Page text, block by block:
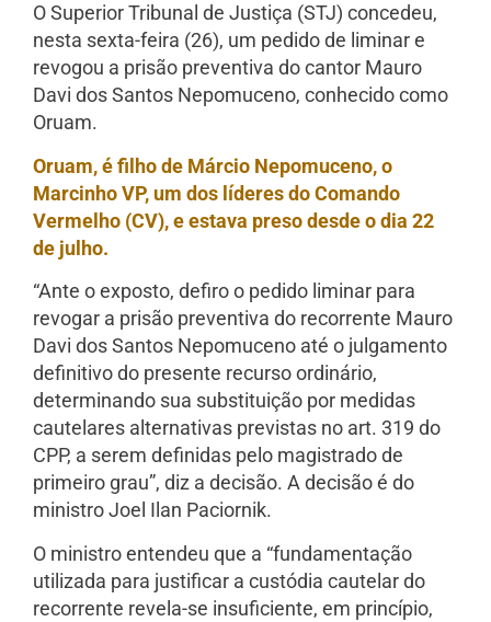
O Superior Tribunal de Justiça (STJ) concedeu,
nesta sexta-feira (26), um pedido de liminar e
revogou a prisão preventiva do cantor Mauro
Davi dos Santos Nepomuceno, conhecido como
Oruam.
Oruam, é filho de Márcio Nepomuceno, o
Marcinho VP, um dos líderes do Comando
Vermelho (CV), e estava preso desde o dia 22
de julho.
“Ante o exposto, defiro o pedido liminar para
revogar a prisão preventiva do recorrente Mauro
Davi dos Santos Nepomuceno até o julgamento
definitivo do presente recurso ordinário,
determinando sua substituição por medidas
cautelares alternativas previstas no art. 319 do
CPP, a serem definidas pelo magistrado de
primeiro grau”, diz a decisão. A decisão é do
ministro Joel Ilan Paciornik.
O ministro entendeu que a “fundamentação
utilizada para justificar a custódia cautelar do
recorrente revela-se insuficiente, em princípio,